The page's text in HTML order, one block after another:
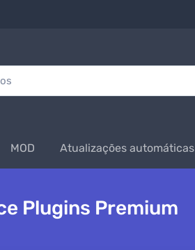
MOD Atualizações automáticas
Plugins Premium